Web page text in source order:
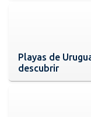
Playas de
descubrir